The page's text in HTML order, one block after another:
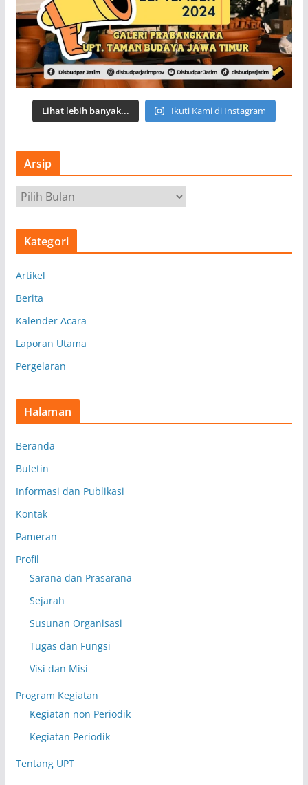
Lihat lebih banyak... Ikuti Kami di Instagram
Arsip
r
s
Kategori
Artikel
Berita
Kalender Acara
Laporan Utama
Pergelaran
Halaman
Beranda
Buletin
Informasi dan Publikasi
Kontak
Pameran
Profil
Sarana dan Prasarana
Sejarah
Susunan Organisasi
Tugas dan Fungsi
Visi dan Misi
Program Kegiatan
Kegiatan non Periodik
Kegiatan Periodik
Tentang UPT